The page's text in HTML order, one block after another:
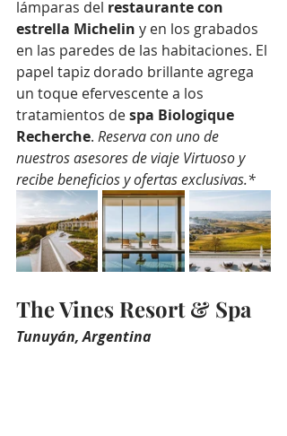
lámparas del restaurante con
estrella Michelin y en los grabados
en las paredes de las habitaciones. El
papel tapiz dorado brillante agrega
un toque efervescente a los
tratamientos de spa Biologique
Recherche. Reserva con uno de
nuestros asesores de viaje Virtuoso y
recibe beneficios y ofertas exclusivas.*
The Vines Resort & Spa
Tunuyán, Argentina